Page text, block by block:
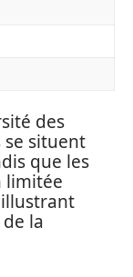
des
se situent
que les
limitée
la